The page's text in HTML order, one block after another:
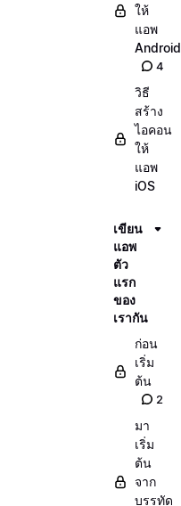
ให้
แอพ
Android
4
วิธี
สร้าง
ไอคอน
ให้
แอพ
iOS
เขียน
แอพ
ตัว
แรก
ของ
เรากัน
ก่อน
เริ่ม
ต้น
2
มา
เริ่ม
ต้น
จาก
บรรทัด